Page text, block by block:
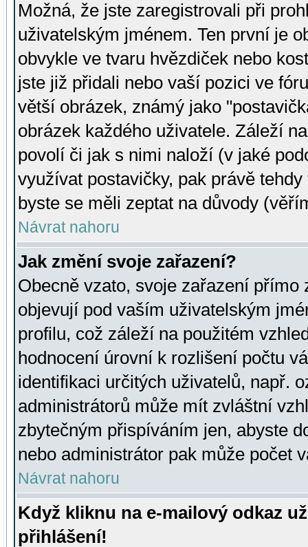
Možná, že jste zaregistrovali při
uživatelským jménem. Ten první je
obvykle ve tvaru hvězdiček nebo
jste již přidali nebo vaší pozici ve
větší obrázek, známý jako
obrázek každého uživatele. Záleží
povolí či jak s nimi naloží (v jaké
využívat postavičky, pak právě
byste se měli zeptat na důvody
Návrat nahoru
Jak změní svoje zařazení?
Obecně vzato, svoje zařazení přímo
objevují pod vaším uživatelským
profilu, což záleží na použitém
hodnocení úrovní k rozlišení počtu
identifikaci určitých uživatelů, např.
administrátorů může mít zvláštní
zbytečným přispíváním jen, abyste
nebo administrátor pak může počet
Návrat nahoru
Když kliknu na e-mailový odkaz
přihlášení!